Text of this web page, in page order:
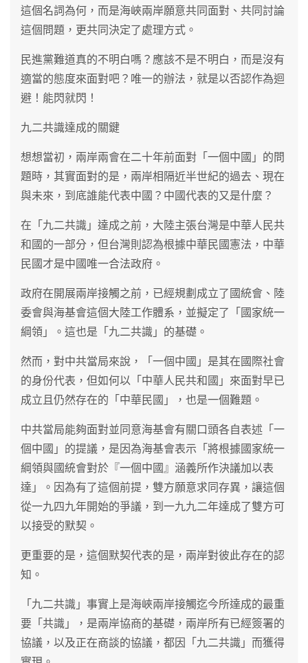
這個名詞為何，而是海峽兩岸願意共同面對、共同討論
這個問題，更共同決定了處理方式。
民進黨難道真的不明白嗎？應該不是不明白，而是沒有
適當的態度來面對吧？唯一的辦法，就是以否認作為迴
避！能閃就閃！
九二共識達成的關鍵
想想當初，兩岸兩會在二十年前面對「一個中國」的問
題時，其實面對的是，兩岸相隔近半世紀的過去、現在
與未來，到底誰能代表中國？中國代表的又是什麼？
在「九二共識」達成之前，大陸主張台灣是中華人民共
和國的一部分，但台灣則認為根據中華民國憲法，中華
民國才是中國唯一合法政府。
政府在開展兩岸接觸之前，已經規劃成立了國統會、陸
委會與海基會這個大陸工作體系，並擬定了「國家統一
綱領」。這也是「九二共識」的基礎。
然而，對中共當局來說，「一個中國」是其在國際社會
的身份代表，但如何以「中華人民共和國」來面對早已
成立且仍然存在的「中華民國」，也是一個難題。
中共當局能夠面對並同意海基會有關口頭各自表述「一
個中國」的提議，是因為海基會表示「將根據國家統一
綱領與國統會對於『一個中國』涵義所作決議加以表
達」。因為有了這個前提，雙方願意求同存異，讓這個
從一九四九年開始的爭議，到一九九二年達成了雙方可
以接受的默契。
更重要的是，這個默契代表的是，兩岸對彼此存在的認
知。
「九二共識」事實上是海峽兩岸接觸迄今所達成的最重
要「共識」，是兩岸協商的基礎，兩岸所有已經簽署的
協議，以及正在商談的協議，都因「九二共識」而獲得